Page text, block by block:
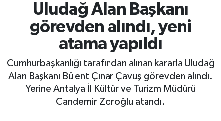
Uludağ Alan Başkanı
görevden alındı, yeni
atama yapıldı
Cumhurbaşkanlığı tarafından alınan kararla Uludağ
Alan Başkanı Bülent Çınar Çavuş görevden alındı.
Yerine Antalya İl Kültür ve Turizm Müdürü
Candemir Zoroğlu atandı.
Tüm Manşetler
Son Dakika Haberleri
Haber Arşivi